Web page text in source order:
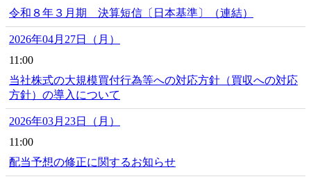
令和８年３月期 決算短信〔日本基準〕（連結）
2026年04月27日（月）
11:00
当社株式の大規模買付行為等への対応方針（買収への対応
方針）の導入について
2026年03月23日（月）
11:00
配当予想の修正に関するお知らせ